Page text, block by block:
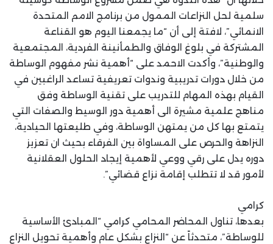
سلمية لحل النزاعات الممول من برنامج الامم المتحدة
الانمائي”، لافتة إلى أن “ما يجمعنا اليوم هو القناعة
المشتركة في بلوغ الوفاق والطمأنينة الفردية، المجتمعية
والوطنية”، وأكدت الاحمد على “أهمية نشر مفهوم الوساطة
من خلال دورات تدريبية وندوات تعريفية تساعد الراغبين في
القيام بهذه المهام للتدريب على تقنية الوساطة وفق
مناهج علمية مشيرة الى أهمية دور الوسيط والصفات التي
يتمتع بها كل من يمتهن الوساطة، وفي طليعتها الحيادية،
النزاهة والحرص على المساواة بين الفرقاء بحيث ان تعزيز
دوره يدل على رقي ووعي لأهمية إيجاد الحلول العقلانية
لأمور قد لا تتطلب إقامة نزاع قضائي”.
كرامي
بعدها، تناول المحاضر المحامي كرامي “المبادئ الأساسية
للوساطة”، متحدثاً عن “النزاع بشكلٍ عام وأهمية تحويل النزاع